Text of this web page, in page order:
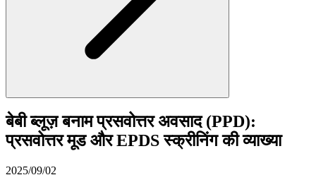
बेबी ब्लूज़ बनाम प्रसवोत्तर अवसाद (PPD):
प्रसवोत्तर मूड और EPDS स्क्रीनिंग की व्याख्या
2025/09/02